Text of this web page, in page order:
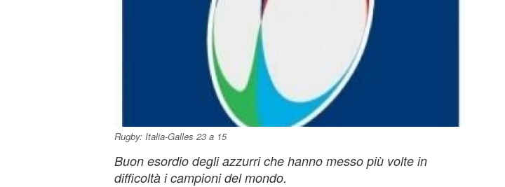
Rugby: Italia-Galles 23 a 15
Buon esordio degli azzurri che hanno messo più volte in
difficoltà i campioni del mondo.